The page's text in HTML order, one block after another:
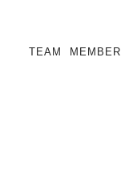
TEAM MEMBER